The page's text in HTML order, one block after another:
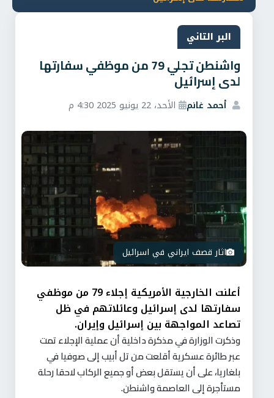
البر التاني
واشنطن تجلي 79 من موظفي سفارتها
لدى إسرائيل
أحمد غانم الأحد، 22 يونيو 2025 4:30 م
اثار قصف ايراني في اسرائيل
أعلنت الخارجية الأمريكية إجلاء 79 من موظفي
سفارتها لدى إسرائيل وعائلاتهم في ظل
تصاعد المواجهة بين إسرائيل وإيران.
وذكرت الوزارة في مذكرة داخلية أن عملية الإجلاء تمت
عبر طائرة عسكرية أقلعت من تل أبيب إلى صوفيا في
بلغاريا، على أن يستقل بعض أو جميع الركاب لاحقا رحلة
مستأجرة إلى العاصمة واشنطن.